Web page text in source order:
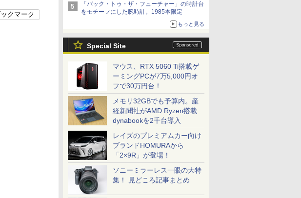
「バック・トゥ・ザ・フューチャー」の時計台
をモチーフにした腕時計。1985本限定
もっと見る
Special Site
マウス、RTX 5060 Ti搭載ゲ
ーミングPCが7万5,000円オ
フで30万円台！
メモリ32GBでも予算内。産
経新聞社がAMD Ryzen搭載
dynabookを2千台導入
レイズのプレミアムカー向け
ブランドHOMURAから
「2×9R」が登場！
ソニーミラーレス一眼の大特
集！ 見どころ記事まとめ
クマーク